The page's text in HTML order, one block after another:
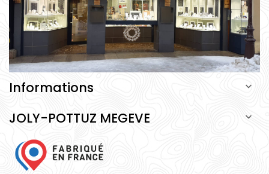
Informations 
JOLY-POTTUZ MEGEVE 